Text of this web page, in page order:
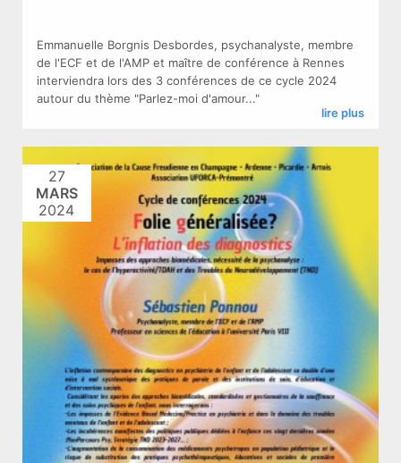
Emmanuelle Borgnis Desbordes, psychanalyste, membre
de l'ECF et de l'AMP et maître de conférence à Rennes
interviendra lors des 3 conférences de ce cycle 2024
autour du thème "Parlez-moi d'amour..."
lire plus
27
MARS
2024